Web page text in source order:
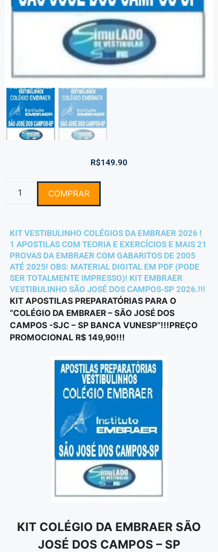
R$149.90
COMPRAR
KIT VESTIBULINHO COLÉGIOS DA EMBRAER 2026 !
1 APOSTILAS COM TEORIA E EXERCÍCIOS E MAIS 21
PROVAS DA EMBRAER COM GABARITOS DE 2005
ATÉ 2025! OBS: MATERIAL DIGITAL EM PDF (PODE
SER TOTALMENTE IMPRESSO)! KIT EMBRAER
VESTIBULINHO SÃO JOSÉ DOS CAMPOS-SP 2026.!!!
KIT APOSTILAS PREPARATÓRIAS PARA O
“COLÉGIO DA EMBRAER – SÃO JOSÉ DOS
CAMPOS -SJC – SP BANCA VUNESP”!!!PREÇO
PROMOCIONAL R$ 149,90!!!
KIT COLÉGIO DA EMBRAER SÃO
JOSÉ DOS CAMPOS – SP